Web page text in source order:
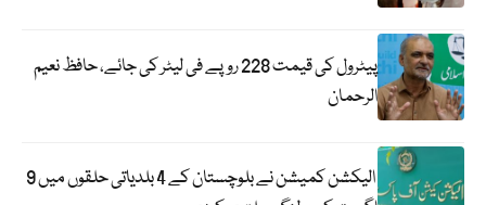
پیٹرول کی قیمت 228 روپے فی لیٹر کی جائے، حافظ نعیم
الرحمان
الیکشن کمیشن نے بلوچستان کے 4 بلدیاتی حلقوں میں 9